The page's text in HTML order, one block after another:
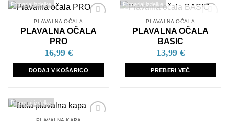
na
PLAVALNA OČALA
PLAVALNA OČALA
PRO
16,99 €
DODAJ V KOŠARICO
Primerjaj izdelke
na
NI NA ZALOGI
PLAVALNA OČALA
PLAVALNA OČALA
BASIC
13,99 €
PREBERI VEČ
Primerjaj izdelke
Primerjaj izdelke